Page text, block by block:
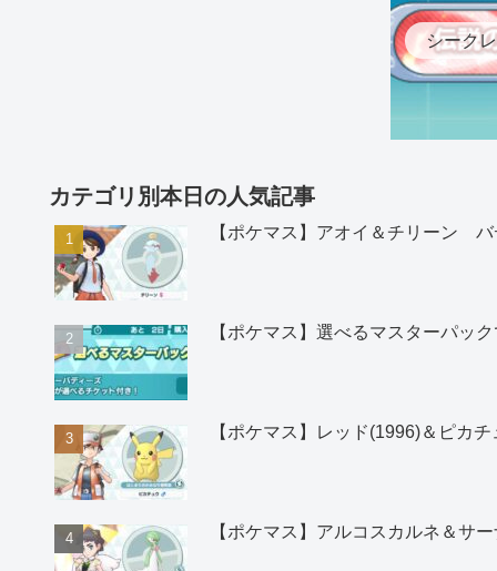
シーク
カテゴリ別本日の人気記事
【ポケマス】アオイ＆チリーン
【ポケマス】選べるマスターパッ
【ポケマス】レッド(1996)＆ピカ
【ポケマス】アルコスカルネ＆サ